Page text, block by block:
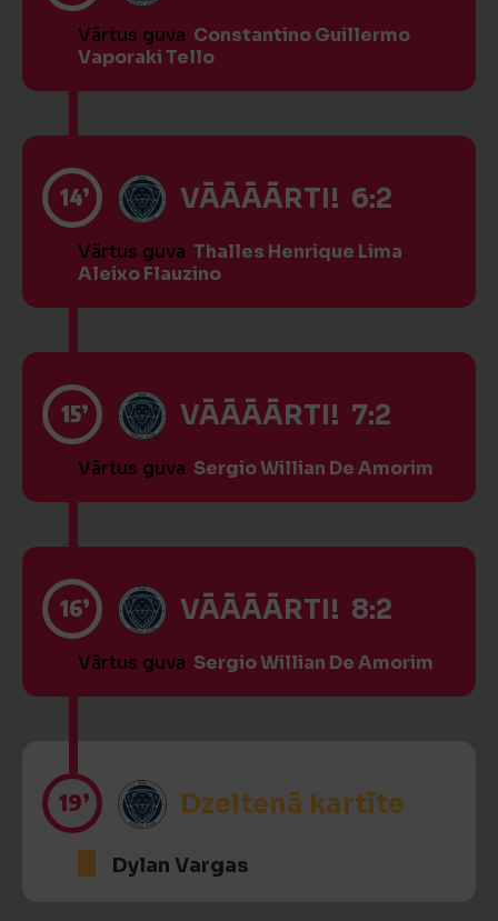
Vārtus guva Constantino Guillermo
Vaporaki Tello
14’ VĀĀĀĀRTI! 6:2
Vārtus guva Thalles Henrique Lima
Aleixo Flauzino
15’ VĀĀĀĀRTI! 7:2
Vārtus guva Sergio Willian De Amorim
16’ VĀĀĀĀRTI! 8:2
Vārtus guva Sergio Willian De Amorim
19’ Dzeltenā kartīte
Dylan Vargas